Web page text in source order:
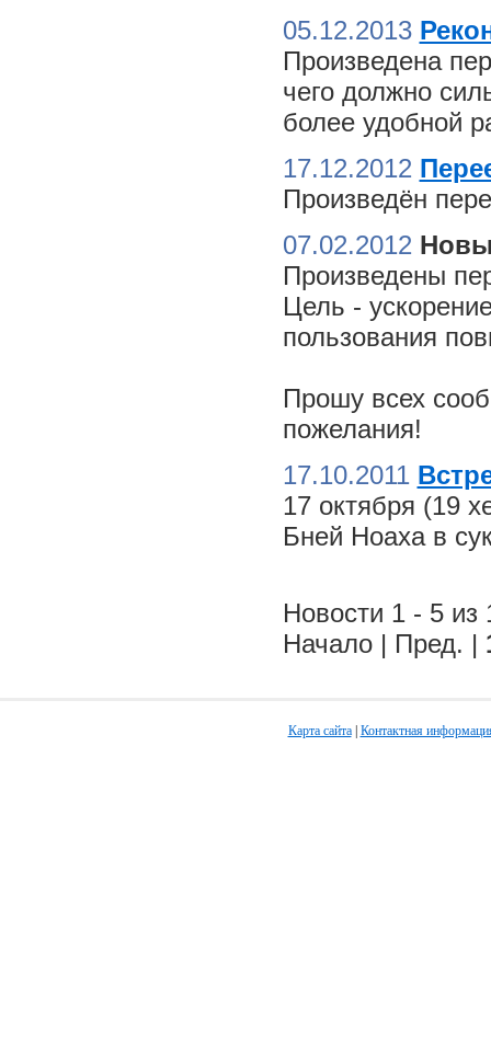
05.12.2013
Произведена
чего должно
более удобной
17.12.2012
Произведён
07.02.2012
Произведены
Цель -
пользования
Прошу всех
пожелания!
17.10.2011
17 октября (19
Бней Ноаха в
Новости 1 - 5 из
Начало | Пред. |
Карта сайта| Контактная